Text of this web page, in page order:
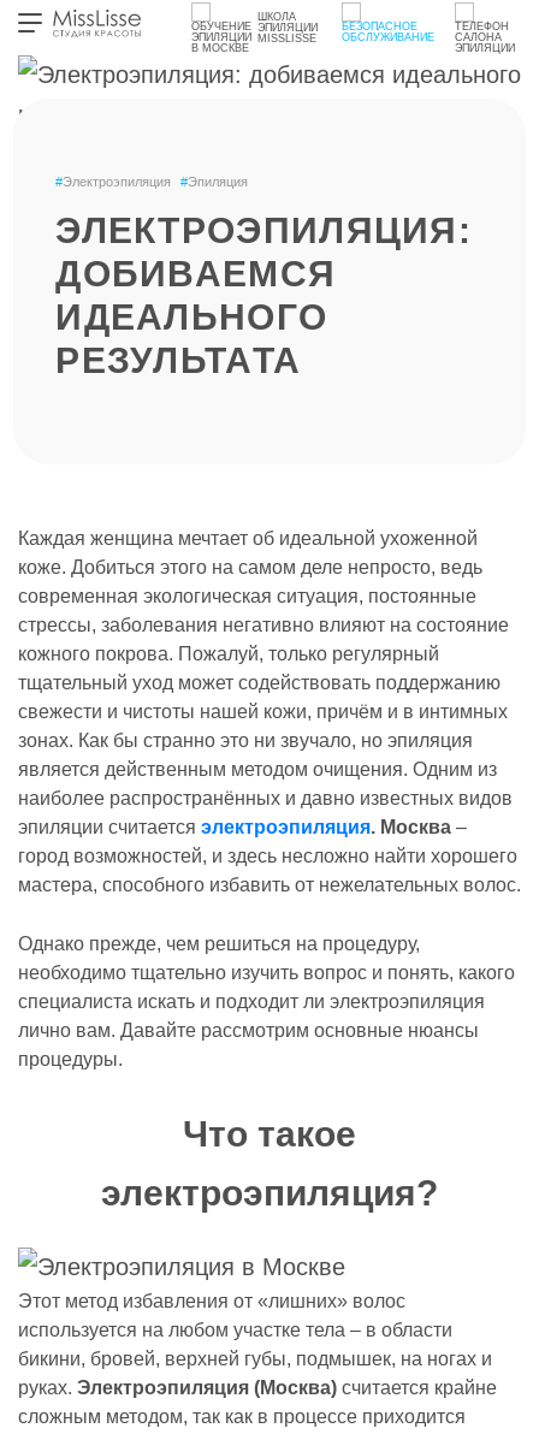
ШКОЛА
ЭПИЛЯЦИИ
MISSLISSE
#Электроэпиляция #Эпиляция
ЭЛЕКТРОЭПИЛЯЦИЯ:
ДОБИВАЕМСЯ
ИДЕАЛЬНОГО
РЕЗУЛЬТАТА
Каждая женщина мечтает об идеальной ухоженной
коже. Добиться этого на самом деле непросто, ведь
современная экологическая ситуация, постоянные
стрессы, заболевания негативно влияют на состояние
кожного покрова. Пожалуй, только регулярный
тщательный уход может содействовать поддержанию
свежести и чистоты нашей кожи, причём и в интимных
зонах. Как бы странно это ни звучало, но эпиляция
является действенным методом очищения. Одним из
наиболее распространённых и давно известных видов
эпиляции считается электроэпиляция. Москва –
город возможностей, и здесь несложно найти хорошего
мастера, способного избавить от нежелательных волос.
Однако прежде, чем решиться на процедуру,
необходимо тщательно изучить вопрос и понять, какого
специалиста искать и подходит ли электроэпиляция
лично вам. Давайте рассмотрим основные нюансы
процедуры.
Что такое
электроэпиляция?
Этот метод избавления от «лишних» волос
используется на любом участке тела – в области
бикини, бровей, верхней губы, подмышек, на ногах и
руках. Электроэпиляция (Москва) считается крайне
сложным методом, так как в процессе приходится